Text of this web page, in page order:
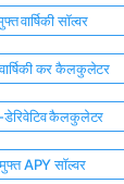
वार्षिकी सॉल्वर
कर कैलकुलेटर
डेरिवेटिव कैलकुलेटर
मुफ्त APY सॉल्वर